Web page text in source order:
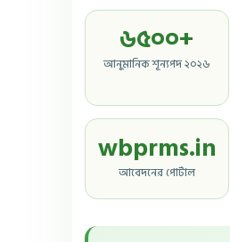
৬৫০০+
আনুমানিক শূন্যপদ ২০২৬
wbprms.in
আবেদনের পোর্টাল